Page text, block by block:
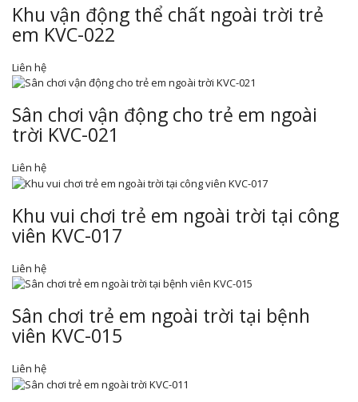
Khu vận động thể chất ngoài trời trẻ
em KVC-022
Liên hệ
Sân chơi vận động cho trẻ em ngoài
trời KVC-021
Liên hệ
Khu vui chơi trẻ em ngoài trời tại công
viên KVC-017
Liên hệ
Sân chơi trẻ em ngoài trời tại bệnh
viên KVC-015
Liên hệ